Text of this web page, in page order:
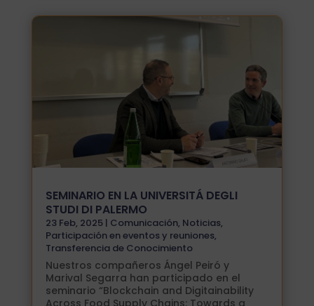
SEMINARIO EN LA UNIVERSITÁ DEGLI
STUDI DI PALERMO
23 Feb, 2025| Comunicación, Noticias,
Participación en eventos y reuniones,
Transferencia de Conocimiento
Nuestros compañeros Ángel Peiró y
Marival Segarra han participado en el
seminario “Blockchain and Digitainability
Across Food Supply Chains: Towards a